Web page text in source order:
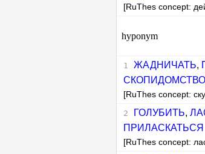
[RuThes concept:
hyponym
ЖАДНИЧАТЬ,
[RuThes concept:
ГОЛУБИТЬ,
ПРИЛАСКАТЬСЯ
[RuThes concept: